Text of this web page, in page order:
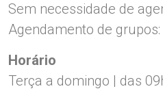
Sem necessidade de
Agendamento de grupos:
Horário
Terça a domingo | das